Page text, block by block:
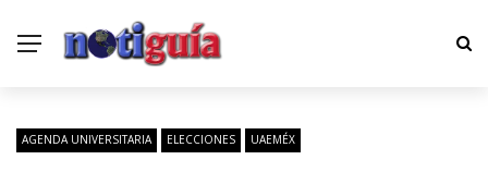
AGENDA UNIVERSITARIA ELECCIONES UAEMÉX